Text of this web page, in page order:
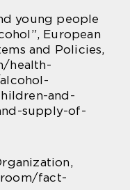
young people
European
and Policies,
health-
and-
supply-of-
fact-